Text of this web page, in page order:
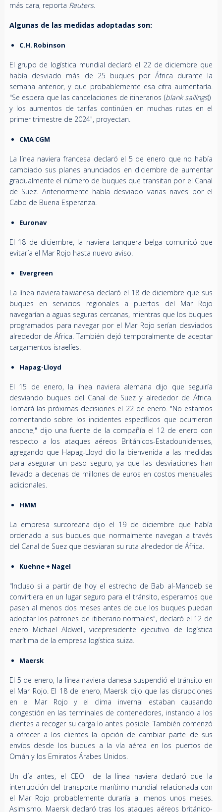
más cara, reporta Reuters.
Algunas de las medidas adoptadas son:
C.H. Robinson
El grupo de logística mundial declaró el 22 de diciembre que
había desviado más de 25 buques por África durante la
semana anterior, y que probablemente esa cifra aumentaría.
"Se espera que las cancelaciones de itinerarios (blank sailings))
y los aumentos de tarifas continúen en muchas rutas en el
primer trimestre de 2024", proyectan.
CMA CGM
La línea naviera francesa declaró el 5 de enero que no había
cambiado sus planes anunciados en diciembre de aumentar
gradualmente el número de buques que transitan por el Canal
de Suez. Anteriormente había desviado varias naves por el
Cabo de Buena Esperanza.
Euronav
El 18 de diciembre, la naviera tanquera belga comunicó que
evitaría el Mar Rojo hasta nuevo aviso.
Evergreen
La línea naviera taiwanesa declaró el 18 de diciembre que sus
buques en servicios regionales a puertos del Mar Rojo
navegarían a aguas seguras cercanas, mientras que los buques
programados para navegar por el Mar Rojo serían desviados
alrededor de África. También dejó temporalmente de aceptar
cargamentos israelíes.
Hapag-Lloyd
El 15 de enero, la línea naviera alemana dijo que seguiría
desviando buques del Canal de Suez y alrededor de África.
Tomará las próximas decisiones el 22 de enero. "No estamos
comentando sobre los incidentes específicos que ocurrieron
anoche," dijo una fuente de la compañía el 12 de enero con
respecto a los ataques aéreos Británicos-Estadounidenses,
agregando que Hapag-Lloyd dio la bienvenida a las medidas
para asegurar un paso seguro, ya que las desviaciones han
llevado a decenas de millones de euros en costos mensuales
adicionales.
HMM
La empresa surcoreana dijo el 19 de diciembre que había
ordenado a sus buques que normalmente navegan a través
del Canal de Suez que desviaran su ruta alrededor de África.
Kuehne + Nagel
"Incluso si a partir de hoy el estrecho de Bab al-Mandeb se
convirtiera en un lugar seguro para el tránsito, esperamos que
pasen al menos dos meses antes de que los buques puedan
adoptar los patrones de itiberario normales", declaró el 12 de
enero Michael Aldwell, vicepresidente ejecutivo de logística
marítima de la empresa logística suiza.
Maersk
El 5 de enero, la línea naviera danesa suspendió el tránsito en
el Mar Rojo. El 18 de enero, Maersk dijo que las disrupciones
en el Mar Rojo y el clima invernal estaban causando
congestión en las terminales de contenedores, instando a los
clientes a recoger su carga lo antes posible. También comenzó
a ofrecer a los clientes la opción de cambiar parte de sus
envíos desde los buques a la vía aérea en los puertos de
Omán y los Emiratos Árabes Unidos.
Un día antes, el CEO de la línea naviera declaró que la
interrupción del transporte marítimo mundial relacionada con
el Mar Rojo probablemente duraría al menos unos meses.
Asimismo, Maersk declaró tras los ataques aéreos británico-